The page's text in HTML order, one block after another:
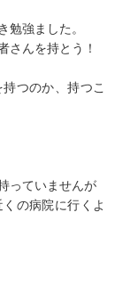
勉強ました。
さんを持とう！
つのか、持つこ
っていませんが
の病院に行くよ